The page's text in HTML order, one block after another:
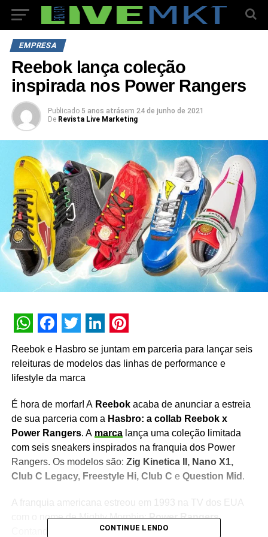
EMPRESA
Reebok lança coleção
inspirada nos Power Rangers
Publicado 5 anos atrásem 24 de junho de 2021
De Revista Live Marketing
WhatsApp
Facebook
Twitter
LinkedIn
Pinterest
Reebok e Hasbro se juntam em parceria para lançar seis
releituras de modelos das linhas de performance e
lifestyle da marca
É hora de morfar! A Reebokacaba de anunciar a estreia
de sua parceria com a Hasbro: a collab Reebok x
Power Rangers. A marcalança uma coleção limitada
com seis sneakers inspirados na franquia dos Power
Rangers. Os modelos são: Zig Kinetica II, Nano X1,
Club C Legacy, Freestyle Hi, Club C e Question Mid.
A franquia americana estreou em 1993 na TV dos EUA
com o nome de Mighty Morphin:Power Rangers.
Contando a história de um grupo
CONTINUE LENDO